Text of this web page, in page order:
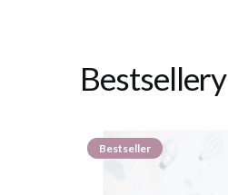
Bestsellery
Bestseller